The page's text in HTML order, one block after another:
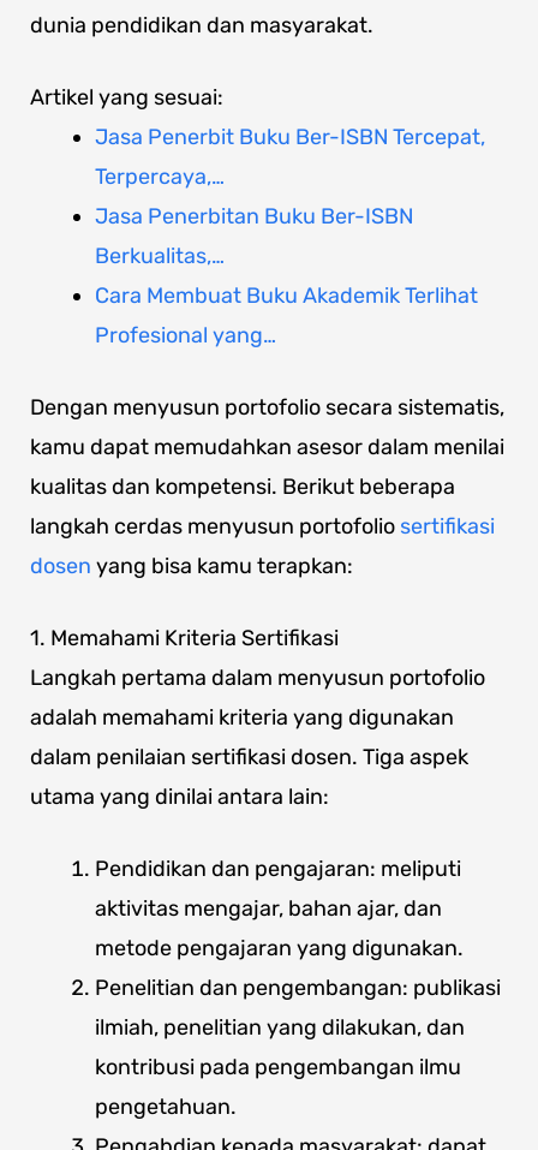
dunia pendidikan dan masyarakat.
Artikel yang sesuai:
Jasa Penerbit Buku Ber-ISBN Tercepat,
Terpercaya,…
Jasa Penerbitan Buku Ber-ISBN
Berkualitas,…
Cara Membuat Buku Akademik Terlihat
Profesional yang…
Dengan menyusun portofolio secara sistematis,
kamu dapat memudahkan asesor dalam menilai
kualitas dan kompetensi. Berikut beberapa
langkah cerdas menyusun portofolio sertifikasi
dosen yang bisa kamu terapkan:
1. Memahami Kriteria Sertifikasi
Langkah pertama dalam menyusun portofolio
adalah memahami kriteria yang digunakan
dalam penilaian sertifikasi dosen. Tiga aspek
utama yang dinilai antara lain:
Pendidikan dan pengajaran: meliputi
aktivitas mengajar, bahan ajar, dan
metode pengajaran yang digunakan.
Penelitian dan pengembangan: publikasi
ilmiah, penelitian yang dilakukan, dan
kontribusi pada pengembangan ilmu
pengetahuan.